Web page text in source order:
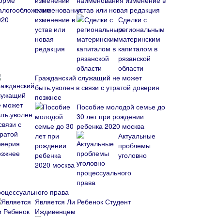
устав или новая редакция
Сделки с
региональным
материнским
капиталом в
рязанской
области
Гражданский служащий не может
быть.уволен в связи с утратой доверия
позжнее
Пособие молодой семье до
30 лет при рождении
ребенка 2020 москва
Актуальные
проблемы
уголовно
права
Является Ли Ребенок Студент
Иждивенцем